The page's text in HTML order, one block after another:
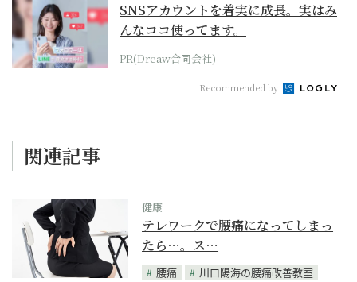
SNSアカウントを着実に成長。実はみ
んなココ使ってます。
PR(Dreaw合同会社)
Recommended by
関連記事
健康
テレワークで腰痛になってしまっ
たら…。ス…
腰痛
川口陽海の腰痛改善教室